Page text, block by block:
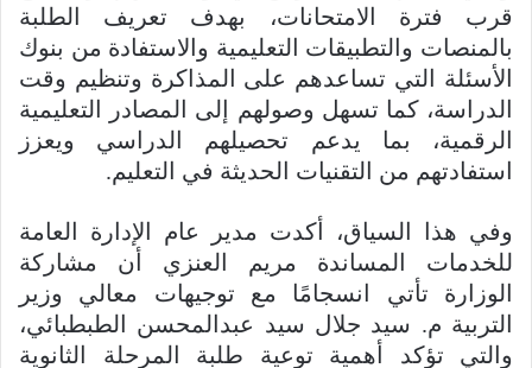
قرب فترة الامتحانات، بهدف تعريف الطلبة
بالمنصات والتطبيقات التعليمية والاستفادة من بنوك
الأسئلة التي تساعدهم على المذاكرة وتنظيم وقت
الدراسة، كما تسهل وصولهم إلى المصادر التعليمية
الرقمية، بما يدعم تحصيلهم الدراسي ويعزز
استفادتهم من التقنيات الحديثة في التعليم.
وفي هذا السياق، أكدت مدير عام الإدارة العامة
للخدمات المساندة مريم العنزي أن مشاركة
الوزارة تأتي انسجامًا مع توجيهات معالي وزير
التربية م. سيد جلال سيد عبدالمحسن الطبطبائي،
والتي تؤكد أهمية توعية طلبة المرحلة الثانوية